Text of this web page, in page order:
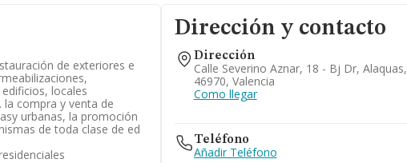
de exteriores e
locales
la compra y venta de
urbanas, la promoción
de toda clase de ed
Dirección y contacto
Dirección
Calle Severino Aznar, 18 - Bj Dr, Alaquas,
46970, Valencia
Como llegar
Teléfono
Añadir Teléfono